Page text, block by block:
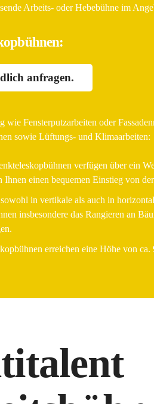
Arbeits- oder Hebebühne im
anfragen.
wie Fensterputzarbeiten oder
sowie Lüftungs- und Klimaarbeiten:
verfügen über ein
Ihnen einen bequemen Einstieg von
in vertikale als auch in
insbesondere das Rangieren an
erreichen eine Höhe von ca.